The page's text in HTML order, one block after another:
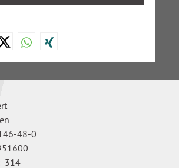
48-0
314